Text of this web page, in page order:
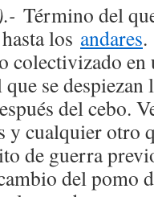
Término del
los andares.
colectivizado en
se despiezan
del cebo.
y cualquier otro
de guerra
del pomo